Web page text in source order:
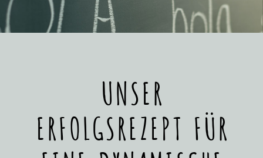
UNSER
ERFOLGSREZEPT FÜR